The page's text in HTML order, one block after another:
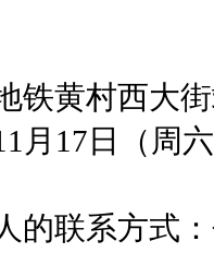
铁黄村西大
月17日（周
的联系方式